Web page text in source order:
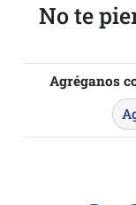
No te
Agréganos